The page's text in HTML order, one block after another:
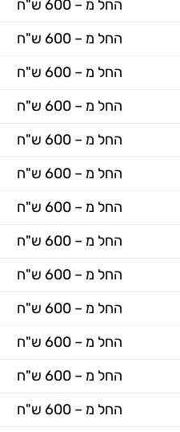
החל מ – 600 ש"ח
החל מ – 600 ש"ח
החל מ – 600 ש"ח
החל מ – 600 ש"ח
החל מ – 600 ש"ח
החל מ – 600 ש"ח
החל מ – 600 ש"ח
החל מ – 600 ש"ח
החל מ – 600 ש"ח
החל מ – 600 ש"ח
החל מ – 600 ש"ח
החל מ – 600 ש"ח
החל מ – 600 ש"ח